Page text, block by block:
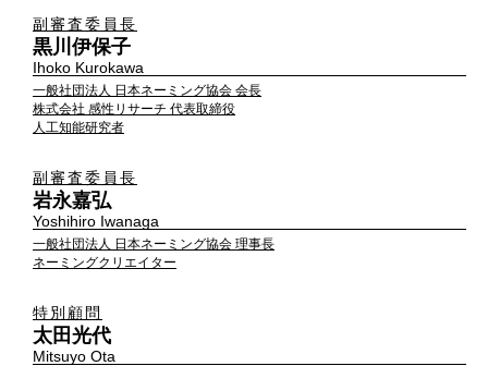
副審査委員長
黒川伊保子
Ihoko Kurokawa
一般社団法人 日本ネーミング協会 会⻑
株式会社 感性リサーチ 代表取締役
人工知能研究者
副審査委員長
岩永嘉弘
Yoshihiro Iwanaga
一般社団法人 日本ネーミング協会 理事長
ネーミングクリエイター
特別顧問
太田光代
Mitsuyo Ota